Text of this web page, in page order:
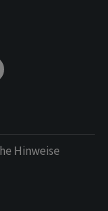
Hinweise